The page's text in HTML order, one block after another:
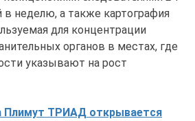
в неделю, а также картография
для концентрации
органов в местах, где
указывают на рост
Плимут ТРИАД открывается